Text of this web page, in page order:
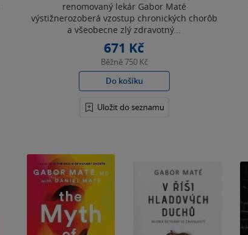
renomovaný lekár Gabor Maté
výstižnerozoberá vzostup chronických chorôb
a všeobecne zlý zdravotný...
671 Kč
Běžně750 Kč
Do košíku
Uložit do seznamu